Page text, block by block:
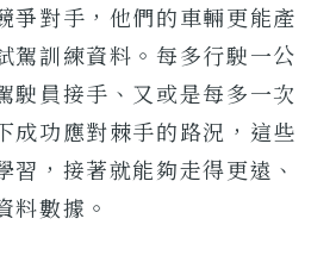
爭對手，他們的車輛更能產
駕訓練資料。每多行駛一公
駛員接手、又或是每多一次
成功應對棘手的路況，這些
習，接著就能夠走得更遠、
料數據。